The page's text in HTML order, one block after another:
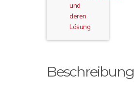
und
deren
Lösung
Beschreibung